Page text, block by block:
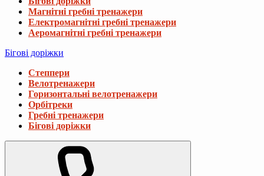
Магнітні гребні тренажери
Електромагнітні гребні тренажери
Аеромагнітні гребні тренажери
Бігові доріжки
Степпери
Велотренажери
Горизонтальні велотренажери
Орбітреки
Гребні тренажери
Бігові доріжки